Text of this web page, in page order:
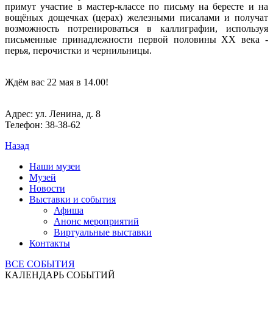
примут участие в мастер-классе по письму на бересте и на
вощёных дощечках (церах) железными писалами и получат
возможность потренироваться в каллиграфии, используя
письменные принадлежности первой половины XX века -
перья, перочистки и чернильницы.
Ждём вас 22 мая в 14.00!
Адрес: ул. Ленина, д. 8
Телефон: 38-38-62
Назад
Наши музеи
Музей
Новости
Выставки и события
Афиша
Анонс мероприятий
Виртуальные выставки
Контакты
ВСЕ СОБЫТИЯ
КАЛЕНДАРЬ СОБЫТИЙ